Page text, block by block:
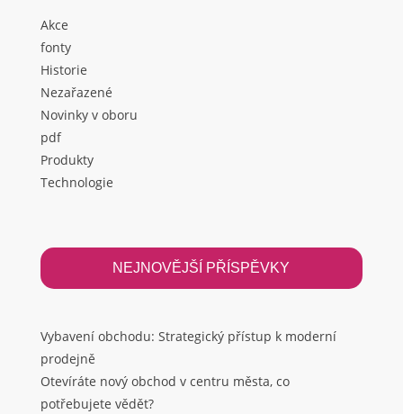
Akce
fonty
Historie
Nezařazené
Novinky v oboru
pdf
Produkty
Technologie
NEJNOVĚJŠÍ PŘÍSPĚVKY
Vybavení obchodu: Strategický přístup k moderní
prodejně
Otevíráte nový obchod v centru města, co
potřebujete vědět?